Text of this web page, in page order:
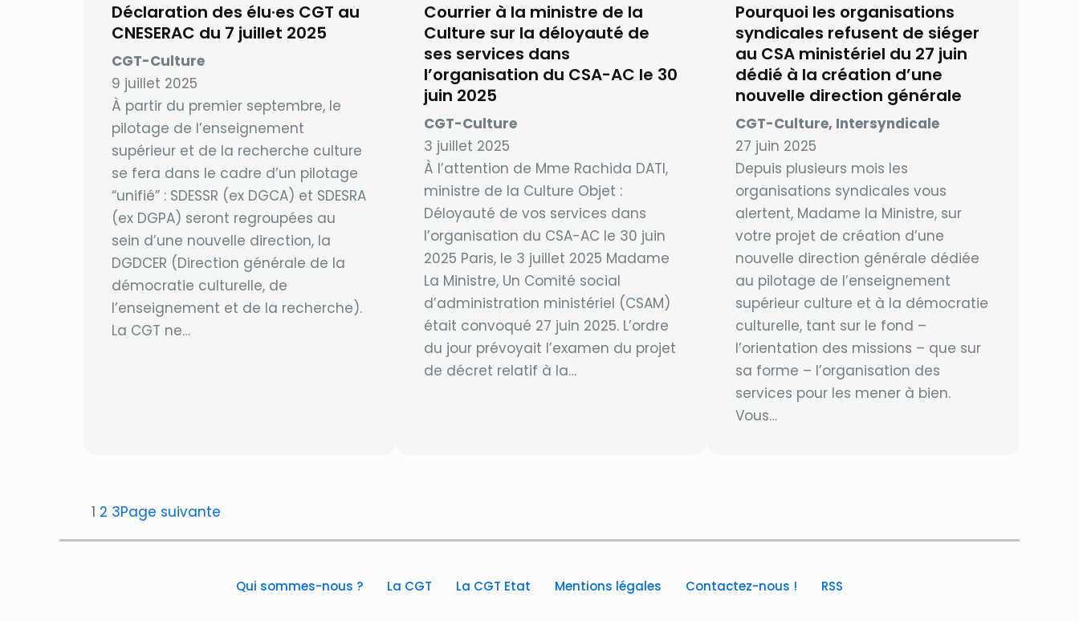
Déclaration des élu·es CGT au
CNESERAC du 7 juillet 2025
CGT-Culture
9 juillet 2025
À partir du premier septembre, le
pilotage de l’enseignement
supérieur et de la recherche culture
se fera dans le cadre d’un pilotage
“unifié” : SDESSR (ex DGCA) et SDESRA
(ex DGPA) seront regroupées au
sein d’une nouvelle direction, la
DGDCER (Direction générale de la
démocratie culturelle, de
l’enseignement et de la recherche).
La CGT ne…
Courrier à la ministre de la
Culture sur la déloyauté de
ses services dans
l’organisation du CSA-AC le 30
juin 2025
CGT-Culture
3 juillet 2025
À l’attention de Mme Rachida DATI,
ministre de la Culture Objet :
Déloyauté de vos services dans
l’organisation du CSA-AC le 30 juin
2025 Paris, le 3 juillet 2025 Madame
La Ministre, Un Comité social
d’administration ministériel (CSAM)
était convoqué 27 juin 2025. L’ordre
du jour prévoyait l’examen du projet
de décret relatif à la…
Pourquoi les organisations
syndicales refusent de siéger
au CSA ministériel du 27 juin
dédié à la création d’une
nouvelle direction générale
CGT-Culture, Intersyndicale
27 juin 2025
Depuis plusieurs mois les
organisations syndicales vous
alertent, Madame la Ministre, sur
votre projet de création d’une
nouvelle direction générale dédiée
au pilotage de l’enseignement
supérieur culture et à la démocratie
culturelle, tant sur le fond –
l’orientation des missions – que sur
sa forme – l’organisation des
services pour les mener à bien.
Vous…
1 2 3Page suivante
Qui sommes-nous ? La CGT La CGT Etat Mentions légales Contactez-nous ! RSS